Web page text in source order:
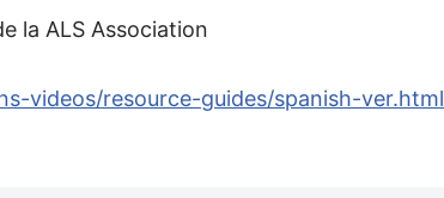
la ALS Association
videos/resource-guides/spanish-ver.html